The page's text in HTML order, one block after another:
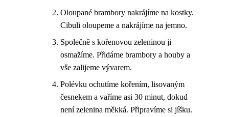
Oloupané brambory nakrájíme na kostky.
Cibuli oloupeme a nakrájíme na jemno.
Společně s kořenovou zeleninou ji
osmažíme. Přidáme brambory a houby a
vše zalijeme vývarem.
Polévku ochutíme kořením, lisovaným
česnekem a vaříme asi 30 minut, dokud
není zelenina měkká. Připravíme si jíšku.